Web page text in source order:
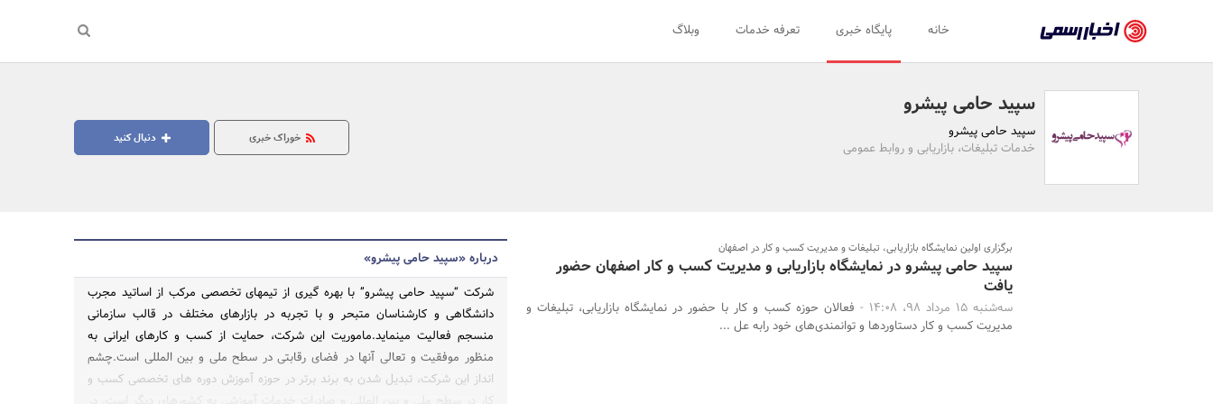
رسمی
اخبار
تایید
سازمان‌ها
روابط
عمومی‌ها
خانه پایگاه خبری تعرفه خدمات وبلاگ
جستجو
سپید حامی پیشرو
سپید حامی پیشرو
خدمات تبلیغات، بازاریابی و روابط عمومی
دنبال کنید خوراک خبری
برگزاری اولین نمایشگاه بازاریابی، تبلیغات و مدیریت کسب و کار در اصفهان
سپید حامی پیشرو در نمایشگاه بازاریابی و مدیریت کسب و کار اصفهان حضور
یافت
سه‌شنبه 15 مرداد 98، 14:08 -
فعالان حوزه کسب و کار با حضور در نمایشگاه بازاریابی، تبلیغات و
مدیریت کسب و کار دستاوردها و توانمندی‌های خود رابه عل ...
درباره «سپید حامی پیشرو»
شرکت “سپید حامی پیشرو” با بهره گیری از تیم­های تخصصی مرکب از اساتید مجرب
دانشگاهی و کارشناسان متبحر و با تجربه در بازارهای مختلف در قالب سازمانی
منسجم فعالیت می­نماید.ماموریت این شرکت، حمایت از کسب و کارهای ایرانی به
منظور موفقیت و تعالی آن­ها در فضای رقابتی در سطح ملی و بین المللی است.چشم
انداز این شرکت، تبدیل شدن به برند برتر در حوزه آموزش دوره های تخصصی کسب و